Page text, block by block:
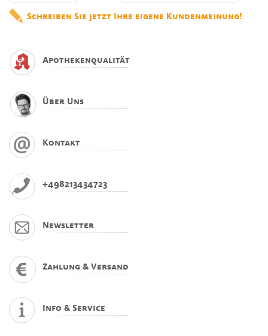
Schreiben Sie jetzt Ihre eigene Kundenmeinung!
Apothekenqualität
Über Uns
Kontakt
+498213434723
Newsletter
Zahlung & Versand
Info & Service